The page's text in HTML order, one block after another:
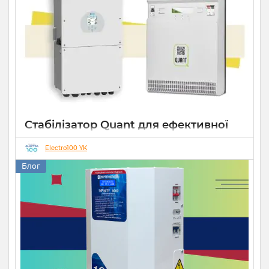
Стабілізатор Quant для ефективної
роботи СЕС
Electro100 YK
Блог